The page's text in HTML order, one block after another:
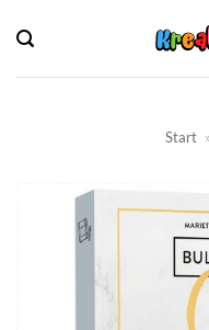
Inhalt
springen
Start »